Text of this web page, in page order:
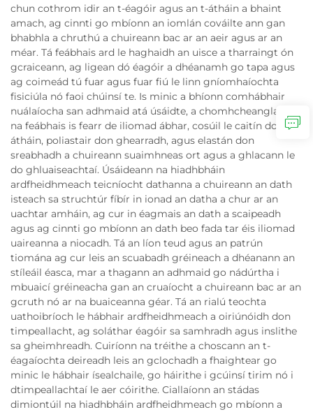
chun cothrom idir an t-éagóir agus an t-átháin a bhaint
amach, ag cinnti go mbíonn an iomlán cováilte ann gan
bhabhla a chruthú a chuireann bac ar an aeir agus ar an
méar. Tá feábhais ard le haghaidh an uisce a tharraingt ón
gcraiceann, ag ligean dó éagóir a dhéanamh go tapa agus
ag coimeád tú fuar agus fuar fiú le linn gníomhaíochta
fisiciúla nó faoi chúinsí te. Is minic a bhíonn comhábhair
nuálaíocha san adhmaid atá úsáidte, a chomhcheanglaíonn
na feábhais is fearr de iliomad ábhar, cosúil le caitín don
átháin, poliastair don ghearradh, agus elastán don
sreabhadh a chuireann suaimhneas ort agus a ghlacann le
do ghluaiseachtaí. Úsáideann na hiadhbháin
ardfheidhmeach teicníocht dathanna a chuireann an dath
isteach sa struchtúr fíbír in ionad an datha a chur ar an
uachtar amháin, ag cur in éagmais an dath a scaipeadh
agus ag cinnti go mbíonn an dath beo fada tar éis iliomad
uaireanna a niocadh. Tá an líon teud agus an patrún
tiomána ag cur leis an scuabadh gréineach a dhéanann an
stíleáil éasca, mar a thagann an adhmaid go nádúrtha i
mbuaicí gréineacha gan an cruaíocht a chuireann bac ar an
gcruth nó ar na buaiceanna géar. Tá an rialú teochta
uathoibríoch le hábhair ardfheidhmeach a oiriúnóidh don
timpeallacht, ag soláthar éagóir sa samhradh agus inslithe
sa gheimhreadh. Cuiríonn na tréithe a choscann an t-
éagaíochta deireadh leis an gclochadh a fhaightear go
minic le hábhair ísealchaile, go háirithe i gcúinsí tirim nó i
dtimpeallachtaí le aer cóirithe. Ciallaíonn an stádas
dimiontúil na hiadhbháin ardfheidhmeach go mbíonn a